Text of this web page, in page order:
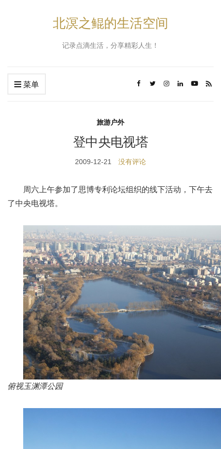
北溟之鲲的生活空间
记录点滴生活，分享精彩人生！
菜单
旅游户外
登中央电视塔
2009-12-21 没有评论
周六上午参加了思博专利论坛组织的线下活动，下午去
了中央电视塔。
俯视玉渊潭公园